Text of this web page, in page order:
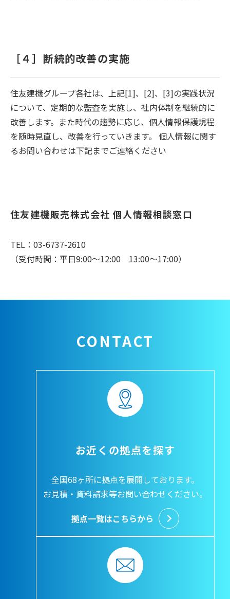
［４］断続的改善の実施
住友建機グループ各社は、上記[1]、[2]、[3]の実践状況
について、定期的な監査を実施し、社内体制を継続的に
改善します。また時代の趨勢に応じ、個人情報保護規程
を随時見直し、改善を行っていきます。 個人情報に関す
るお問い合わせは下記までご連絡ください
住友建機販売株式会社 個人情報相談窓口
TEL：03-6737-2610
（受付時間：平日9:00～12:00 13:00～17:00）
CONTACT
お近くの拠点を探す
全国68ヶ所に拠点を展開しております。
お見積・資料請求等お問い合わせください。
拠点一覧はこちらから